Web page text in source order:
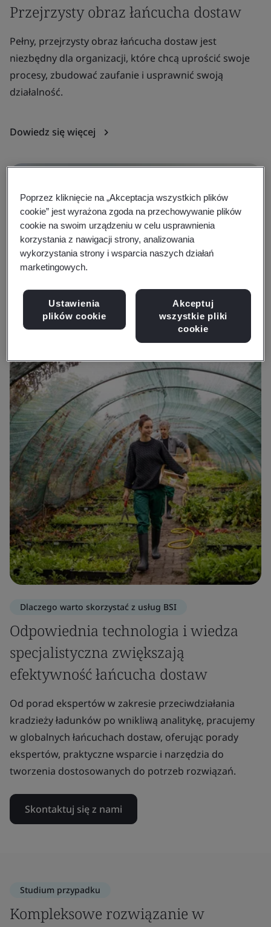
Przejrzysty obraz łańcucha dostaw
Pełny, przejrzysty obraz łańcucha dostaw jest
niezbędny dla organizacji, które chcą uprościć swoje
procesy, zbudować zaufanie i usprawnić swoją
działalność.
Dowiedz się więcej
Dlaczego warto skorzystać z usług BSI
Odpowiednia technologia i wiedza
specjalistyczna zwiększają
efektywność łańcucha dostaw
Od porad ekspertów w zakresie przeciwdziałania
kradzieży ładunków po wnikliwą analitykę, pracujemy
w globalnych łańcuchach dostaw, oferując porady
ekspertów, praktyczne wsparcie i narzędzia do
tworzenia dostosowanych do potrzeb rozwiązań.
Skontaktuj się z nami
Studium przypadku
Kompleksowe rozwiązanie w
Poprzez kliknięcie na „Akceptacja wszystkich plików
cookie” jest wyrażona zgoda na przechowywanie plików
cookie na swoim urządzeniu w celu usprawnienia
korzystania z nawigacji strony, analizowania
wykorzystania strony i wsparcia naszych działań
marketingowych.
Ustawienia
plików cookie
Akceptuj
wszystkie pliki
cookie